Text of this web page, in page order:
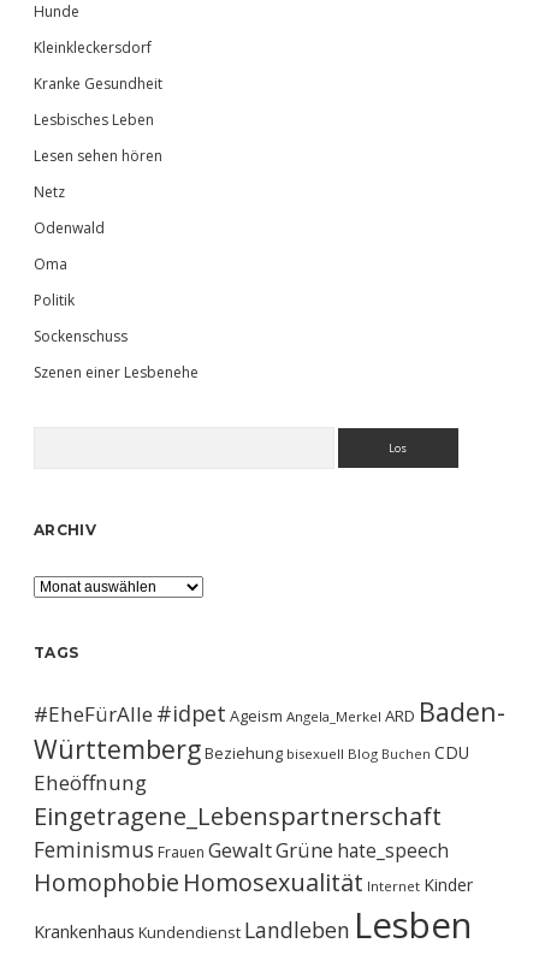
Hunde
Kleinkleckersdorf
Kranke Gesundheit
Lesbisches Leben
Lesen sehen hören
Netz
Odenwald
Oma
Politik
Sockenschuss
Szenen einer Lesbenehe
ARCHIV
Archiv
TAGS
#EheFürAlle#idpet Ageism Angela_Merkel ARD Baden-
WürttembergBeziehung bisexuell Blog Buchen CDU
Eheöffnung
Eingetragene_Lebenspartnerschaft
Feminismus Frauen GewaltGrüne hate_speech
Homophobie Homosexualität Internet Kinder
Krankenhaus Kundendienst Landleben Lesben